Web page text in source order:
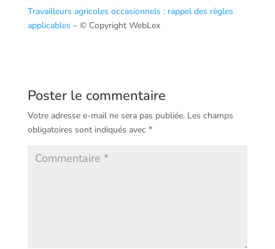
Travailleurs agricoles occasionnels : rappel des règles
applicables – © Copyright WebLex
Poster le commentaire
Votre adresse e-mail ne sera pas publiée. Les champs
obligatoires sont indiqués avec *